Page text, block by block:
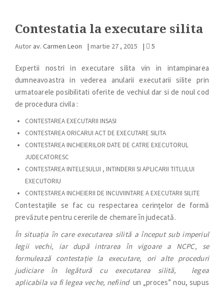
Contestatia la executare silita
Autor av. Carmen Leon | martie 27 , 2015 | 5
Expertii nostri in executare silita vin in intampinarea
dumneavoastra in vederea anularii executarii silite prin
urmatoarele posibilitati oferite de vechiul dar si de noul cod
de procedura civila :
CONTESTAREA EXECUTARII INSASI
CONTESTAREA ORICARUI ACT DE EXECUTARE SILITA
CONTESTAREA INCHEIERILOR DATE DE CATRE EXECUTORUL
JUDECATORESC
CONTESTAREA INTELESULUI , INTINDERII SI APLICARII TITLULUI
EXECUTORIU
CONTESTAREA INCHEIERII DE INCUVIINTARE A EXECUTARII SILITE
Contestaţiile se fac cu respectarea cerinţelor de formă
prevăzute pentru cererile de chemare în judecată.
În situația în care executarea silită a început sub imperiul
legii vechi, iar după intrarea în vigoare a NCPC, se
formulează contestație la executare, ori alte proceduri
judiciare în legătură cu executarea silită, legea
aplicabila va fi legea veche, nefiind un „proces” nou, supus